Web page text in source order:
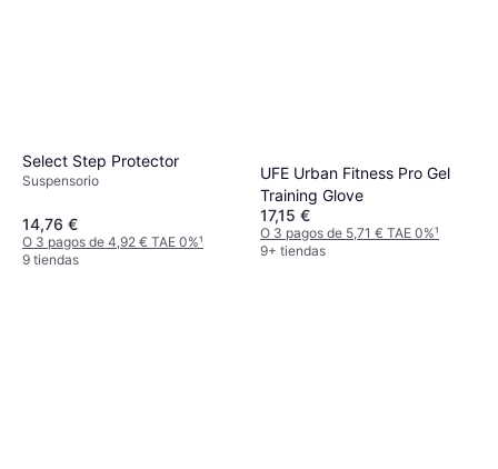
Select Step Protector
Suspensorio
14,76 €
O 3 pagos de 4,92 € TAE 0%¹
9 tiendas
UFE Urban Fitness Pro Gel
Training Glove
17,15 €
O 3 pagos de 5,71 € TAE 0%¹
9+ tiendas